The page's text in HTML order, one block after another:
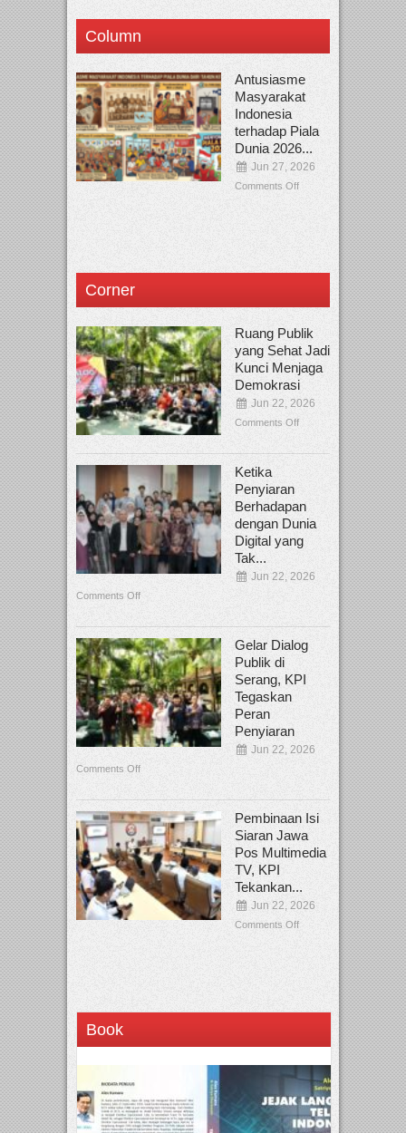
Column
Antusiasme
Masyarakat
Indonesia
terhadap Piala
Dunia 2026...
Jun 27, 2026
Comments Off
Corner
Ruang Publik
yang Sehat Jadi
Kunci Menjaga
Demokrasi
Jun 22, 2026
Comments Off
Ketika
Penyiaran
Berhadapan
dengan Dunia
Digital yang
Tak...
Jun 22, 2026
Comments Off
Gelar Dialog
Publik di
Serang, KPI
Tegaskan
Peran
Penyiaran
Jun 22, 2026
Comments Off
Pembinaan Isi
Siaran Jawa
Pos Multimedia
TV, KPI
Tekankan...
Jun 22, 2026
Comments Off
Book